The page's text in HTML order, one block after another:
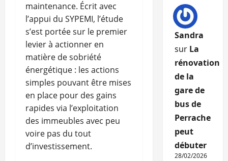
maintenance. Écrit avec
l’appui du SYPEMI, l’étude
s’est portée sur le premier
levier à actionner en
matière de sobriété
énergétique : les actions
simples pouvant être mises
en place pour des gains
rapides via l’exploitation
des immeubles avec peu
voire pas du tout
d’investissement.
Sandra
sur La
rénovation
de la
gare de
bus de
Perrache
peut
débuter
28/02/2026